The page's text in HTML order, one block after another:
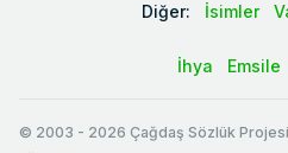
Diğer: İsimler
İhya Emsile
© 2003 - 2026 Çağdaş Sözlük